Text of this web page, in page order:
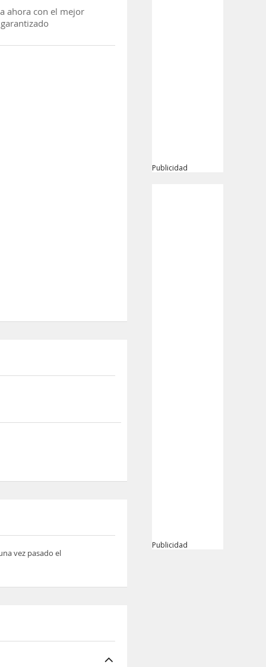
ahora con el mejor
vez pasado el
Publicidad
Publicidad